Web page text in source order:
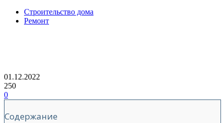
Строительство дома
Ремонт
01.12.2022
250
0
Содержание